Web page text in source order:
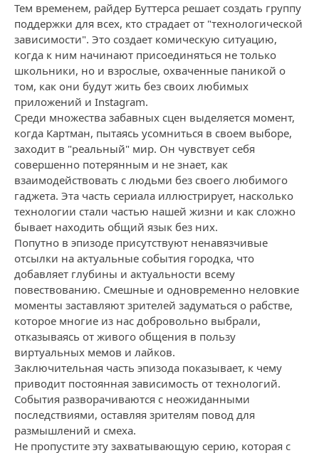
Тем временем, райдер Буттерса решает создать группу
поддержки для всех, кто страдает от "технологической
зависимости". Это создает комическую ситуацию,
когда к ним начинают присоединяться не только
школьники, но и взрослые, охваченные паникой о
том, как они будут жить без своих любимых
приложений и Instagram.
Среди множества забавных сцен выделяется момент,
когда Картман, пытаясь усомниться в своем выборе,
заходит в "реальный" мир. Он чувствует себя
совершенно потерянным и не знает, как
взаимодействовать с людьми без своего любимого
гаджета. Эта часть сериала иллюстрирует, насколько
технологии стали частью нашей жизни и как сложно
бывает находить общий язык без них.
Попутно в эпизоде присутствуют ненавязчивые
отсылки на актуальные события городка, что
добавляет глубины и актуальности всему
повествованию. Смешные и одновременно неловкие
моменты заставляют зрителей задуматься о рабстве,
которое многие из нас добровольно выбрали,
отказываясь от живого общения в пользу
виртуальных мемов и лайков.
Заключительная часть эпизода показывает, к чему
приводит постоянная зависимость от технологий.
События разворачиваются с неожиданными
последствиями, оставляя зрителям повод для
размышлений и смеха.
Не пропустите эту захватывающую серию, которая с